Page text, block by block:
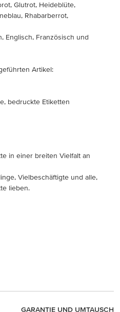
Glutrot, Heideblüte,
Rhabarberrot,
Englisch, Französisch und
Artikel:
bedruckte Etiketten
in einer breiten Vielfalt an
Vielbeschäftigte und alle,
lieben.
GARANTIE UND UMTAUSCH